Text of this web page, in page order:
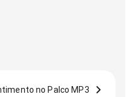
no Palco MP3